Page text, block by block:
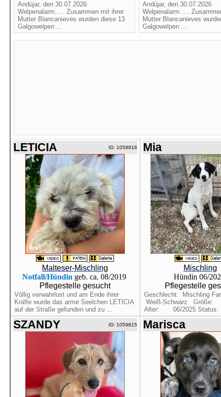
Andújar, den 30.07.2026
Welpenalarm..... Zusammen mit ihrer
Mutter Blancanieves wurden diese 13
Galgowelpen ...
Andújar, den 30.07.2026
Welpenalarm.....
Mutter Blancanieves
Galgowelpen ...
LETICIA ID: 1059818
Malteser-Mischling
Notfall/Hündin geb. ca. 08/2019
Pflegestelle gesucht
Völlig verwahrlost und am Ende ihrer
Kräfte wurde das arme Seelchen LETICIA
auf der Straße gefunden und zu ...
Mia
Mischling
Hündin 06/
Pflegestelle
Geschlecht: Mischling
Weiß-Schwarz
Alter: 06/2025
SZANDY ID: 1059815 Marisca